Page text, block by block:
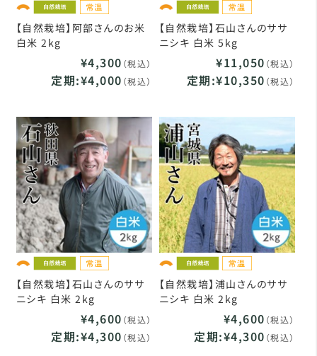
【自然栽培】阿部さんのお米
白米 2kg
¥4,300 （税込）
定期:¥4,000 （税込）
【自然栽培】石山さんのササ
ニシキ 白米 5kg
¥11,050 （税込）
定期:¥10,350 （税込）
【自然栽培】石山さんのササ
ニシキ 白米 2kg
¥4,600 （税込）
定期:¥4,300 （税込）
【自然栽培】浦山さんのササ
ニシキ 白米 2kg
¥4,600 （税込）
定期:¥4,300 （税込）